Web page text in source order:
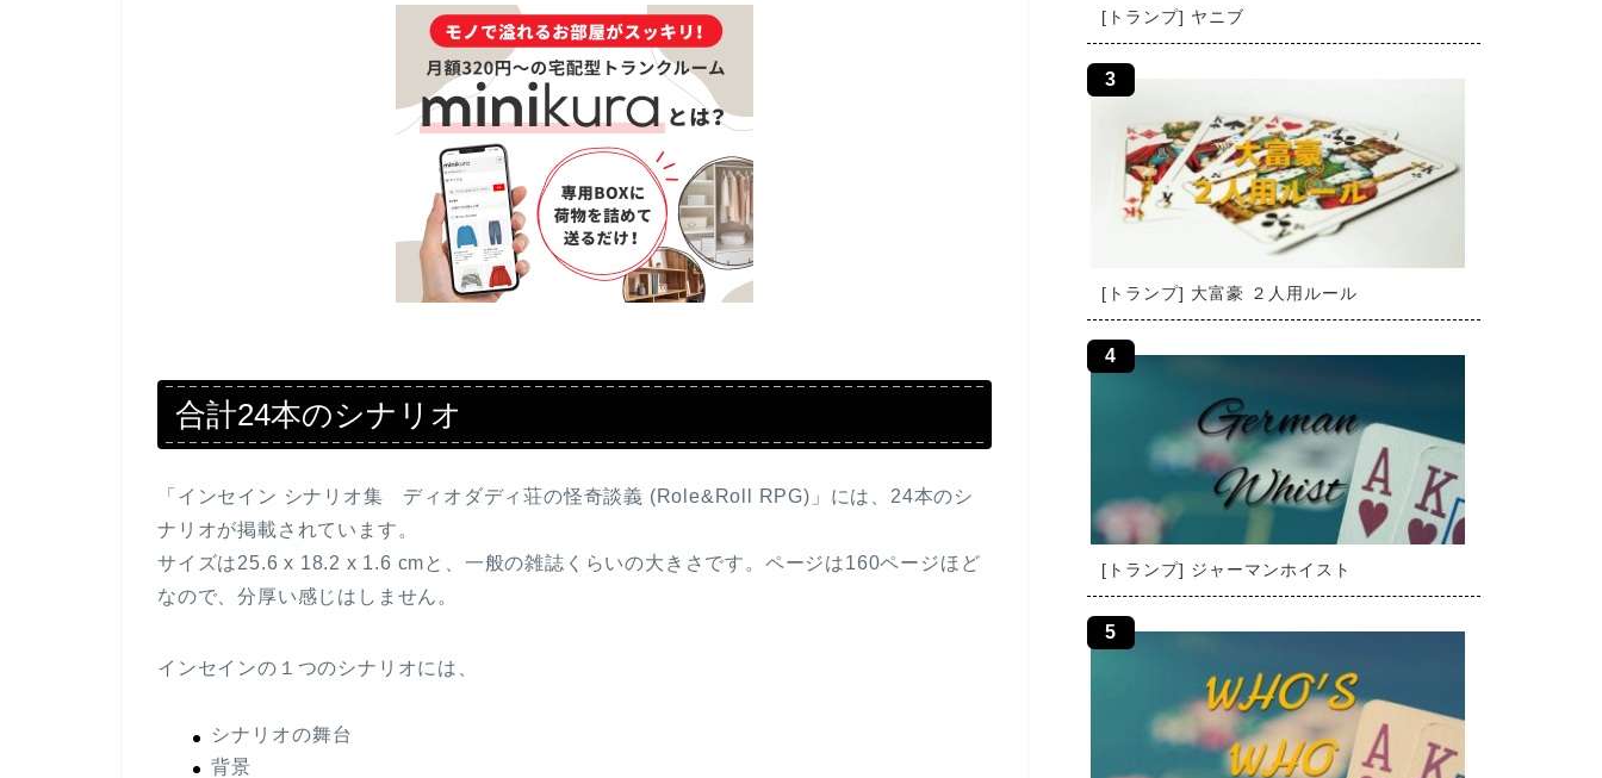
合計24本のシナリオ
「インセイン シナリオ集 ディオダディ荘の怪奇談義 (Role&Roll RPG)」には、24本のシ
ナリオが掲載されています。
サイズは25.6 x 18.2 x 1.6 cmと、一般の雑誌くらいの大きさです。ページは160ページほど
なので、分厚い感じはしません。
インセインの１つのシナリオには、
シナリオの舞台
背景
[トランプ] ヤニブ
[トランプ] 大富豪 ２人用ルール
[トランプ] ジャーマンホイスト